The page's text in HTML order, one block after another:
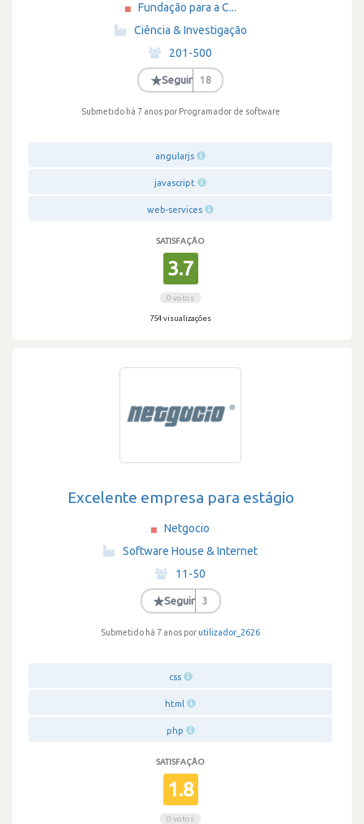
Fundação para a C...
Ciência & Investigação
·
201-500
·
★Seguir 18
Submetido há 7 anos por Programador de software
angularjs
javascript
web-services
SATISFAÇÃO
3.7
0 votos
754 visualizações
Excelente empresa para estágio
Netgocio
Software House & Internet
·
11-50
·
★Seguir 3
Submetido há 7 anos por utilizador_2626
css
html
php
SATISFAÇÃO
1.8
0 votos